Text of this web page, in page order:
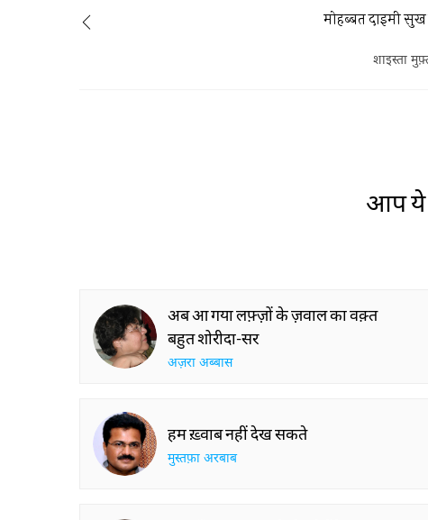
मोहब्बत दाइमी
शाइस्ता
आप ये
अब आ गया लफ़्ज़ों के ज़वाल का वक़्त
बहुत शोरीदा-सर
अज़रा अब्बास
हम ख़्वाब नहीं देख सकते
मुस्तफ़ा अरबाब